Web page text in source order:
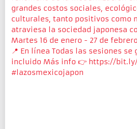
de cooperación entre
3 4
Load More